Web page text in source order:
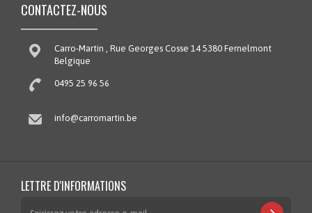
CONTACTEZ-NOUS
Carro-Martin , Rue Georges Cosse 14 5380 Fernelmont
Belgique
0495 25 96 56
info@carromartin.be
LETTRE D'INFORMATIONS